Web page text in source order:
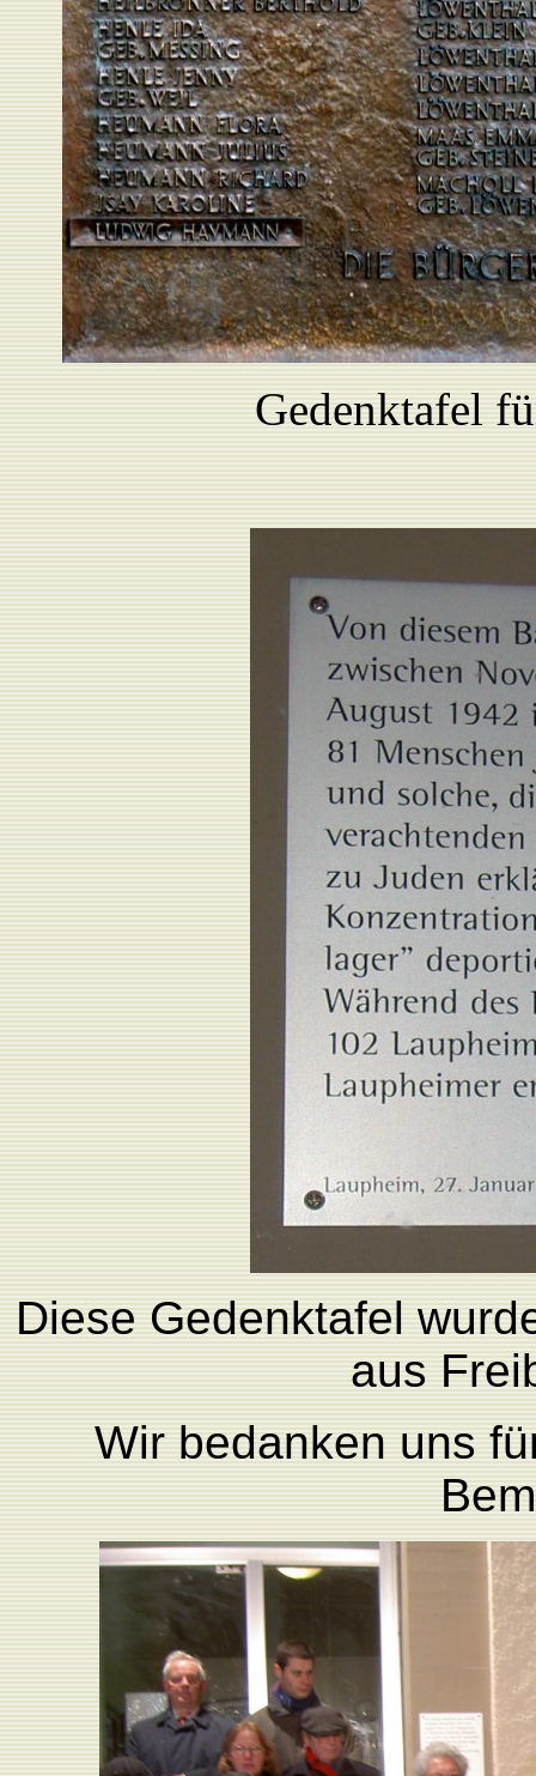
Gedenktafel
Diese Gedenktafel
aus
Wir bedanken uns